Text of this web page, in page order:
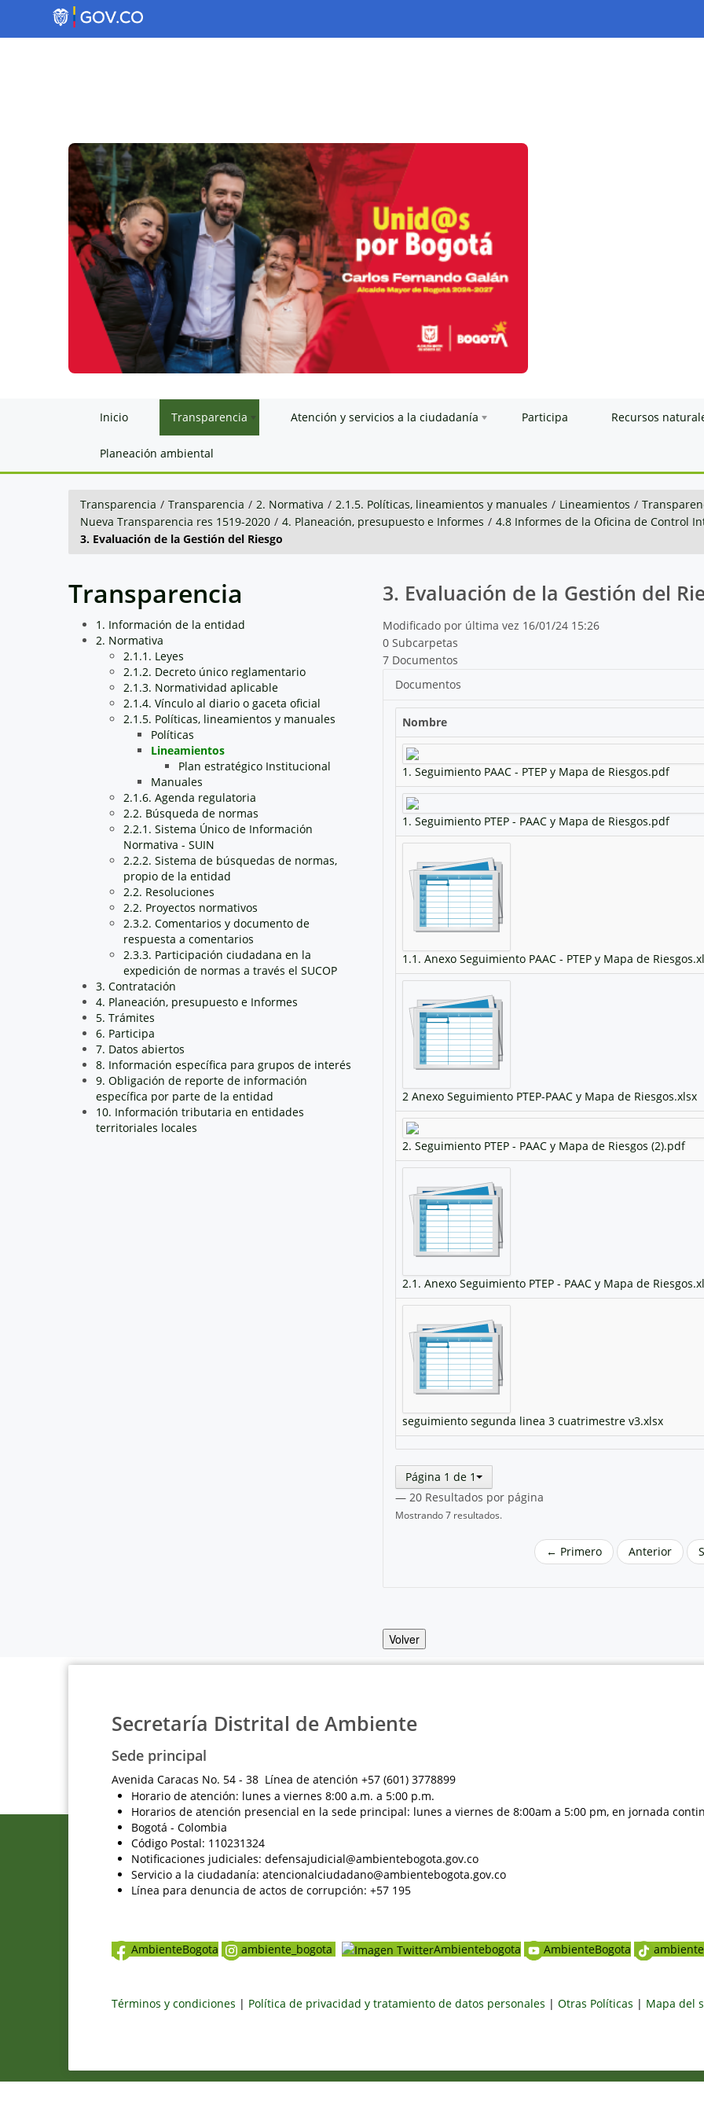
Inicio Transparencia Atención y servicios a la ciudadanía Participa Recursos
Planeación ambiental
Transparencia / Transparencia / 2. Normativa / 2.1.5. Políticas, lineamientos y manuales / Lineamientos /
Nueva Transparencia res 1519-2020 / 4. Planeación, presupuesto e Informes / 4.8 Informes de la Oficina de Control
3. Evaluación de la Gestión del Riesgo
Transparencia
1. Información de la entidad
2. Normativa
2.1.1. Leyes
2.1.2. Decreto único reglamentario
2.1.3. Normatividad aplicable
2.1.4. Vínculo al diario o gaceta oficial
2.1.5. Políticas, lineamientos y manuales
Políticas
Lineamientos
Plan estratégico Institucional
Manuales
2.1.6. Agenda regulatoria
2.2. Búsqueda de normas
2.2.1. Sistema Único de Información
Normativa - SUIN
2.2.2. Sistema de búsquedas de normas,
propio de la entidad
2.2. Resoluciones
2.2. Proyectos normativos
2.3.2. Comentarios y documento de
respuesta a comentarios
2.3.3. Participación ciudadana en la
expedición de normas a través el SUCOP
3. Contratación
4. Planeación, presupuesto e Informes
5. Trámites
6. Participa
7. Datos abiertos
8. Información específica para grupos de interés
9. Obligación de reporte de información
específica por parte de la entidad
10. Información tributaria en entidades
territoriales locales
3. Evaluación de la Gestión del
Modificado por última vez 16/01/24 15:26
0 Subcarpetas
7 Documentos
Documentos
Nombre
1. Seguimiento PAAC - PTEP y Mapa de Riesgos.pdf
1. Seguimiento PTEP - PAAC y Mapa de Riesgos.pdf
1.1. Anexo Seguimiento PAAC - PTEP y Mapa de
2 Anexo Seguimiento PTEP-PAAC y Mapa de Riesgos.xlsx
2. Seguimiento PTEP - PAAC y Mapa de Riesgos (2).pdf
2.1. Anexo Seguimiento PTEP - PAAC y Mapa de
seguimiento segunda linea 3 cuatrimestre v3.xlsx
Página 1 de 1
— 20 Resultados por página
Mostrando 7 resultados.
← Primero Anterior
Volver
Secretaría Distrital de Ambiente
Sede principal
Avenida Caracas No. 54 - 38 Línea de atención +57 (601) 3778899
Horario de atención: lunes a viernes 8:00 a.m. a 5:00 p.m.
Horarios de atención presencial en la sede principal: lunes a viernes de 8:00am a 5:00 pm, en jornada
Bogotá - Colombia
Código Postal: 110231324
Notificaciones judiciales: defensajudicial@ambientebogota.gov.co
Servicio a la ciudadanía: atencionalciudadano@ambientebogota.gov.co
Línea para denuncia de actos de corrupción: +57 195
AmbienteBogota ambiente_bogota Ambientebogota AmbienteBogota
Términos y condiciones | Política de privacidad y tratamiento de datos personales | Otras Políticas | Mapa del